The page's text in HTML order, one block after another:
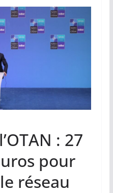
: 27
pour
réseau